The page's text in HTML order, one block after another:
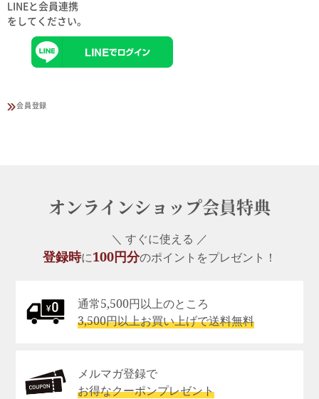
LINEと会員連携
をしてください。
会員登録
オンラインショップ会員特典
＼ すぐに使える ／
登録時に100円分のポイントをプレゼント！
通常5,500円以上のところ
3,500円以上お買い上げで送料無料
メルマガ登録で
お得なクーポンプレゼント